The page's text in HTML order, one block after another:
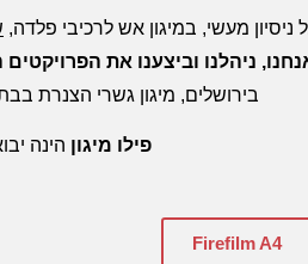
ניסיון מעשי, במיגון אש לרכיבי פלדה,
ניהלנו וביצענו את
בירושלים, מיגון גשרי הצנרת
פילו מיגון הינה
Firefilm A4